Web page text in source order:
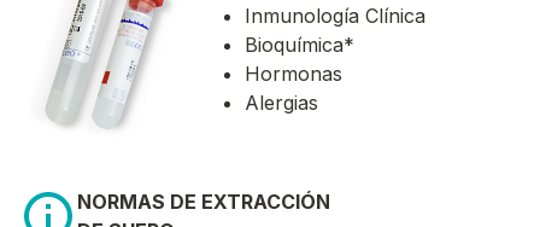
Inmunología Clínica
Bioquímica*
Hormonas
Alergias
NORMAS DE EXTRACCIÓN